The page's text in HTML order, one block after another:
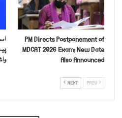
PM Directs Postponement of
MDCAT 2026 Exam; New Date
Also Announced
NEXT